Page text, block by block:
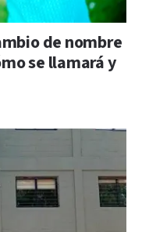
de nombre
se llamará y